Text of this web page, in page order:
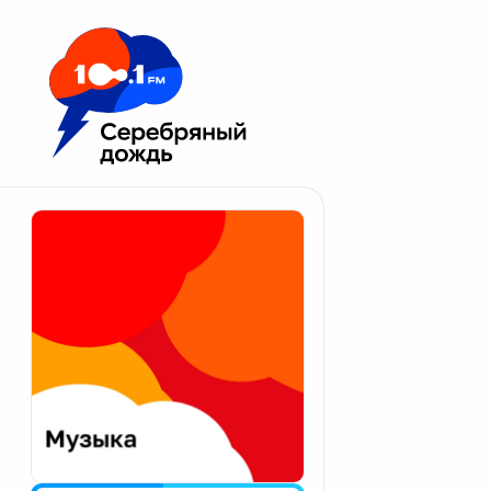
Москва 100.1 FM
Апатиты
Екатеринбург
Калининград
Калуга